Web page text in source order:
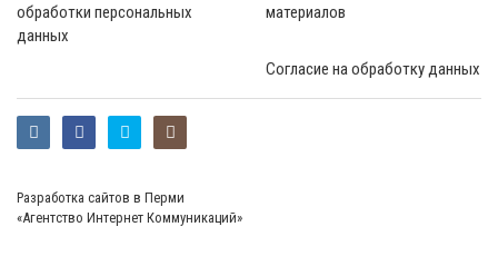
обработки персональных
данных
материалов
Согласие на обработку данных
Разработка сайтов в Перми
«Агентство Интернет Коммуникаций»